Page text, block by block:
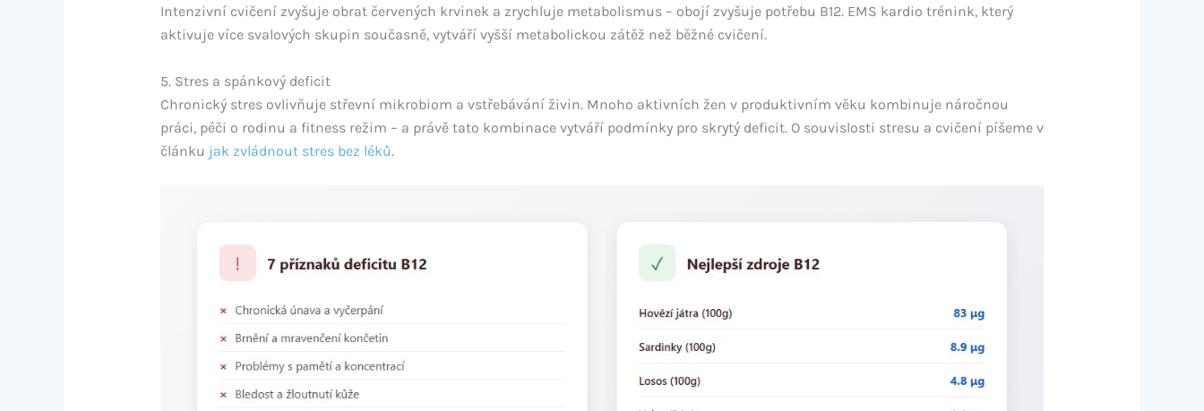
Intenzivní cvičení zvyšuje obrat červených krvinek a zrychluje metabolismus – obojí zvyšuje potřebu B12. EMS kardio trénink, který
aktivuje více svalových skupin současně, vytváří vyšší metabolickou zátěž než běžné cvičení.
5. Stres a spánkový deficit
Chronický stres ovlivňuje střevní mikrobiom a vstřebávání živin. Mnoho aktivních žen v produktivním věku kombinuje náročnou
práci, péči o rodinu a fitness režim – a právě tato kombinace vytváří podmínky pro skrytý deficit. O souvislosti stresu a cvičení píšeme v
článku jak zvládnout stres bez léků.